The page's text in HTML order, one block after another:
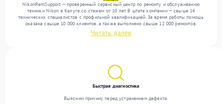
NikonRemSupport — проверенный сервисный центр по ремонту и обслуживанию
техники Nikon в Калуге со стажем от 10 лет. В штате компании — свыше 14
технических специалистов с профильной квалификацией. За время работы помощь
оказана свыше 10 000 клиентов, а также выполнено свыше 12 000 ремонтов.
Ежемесячно в сервисный центр поступает более 300 устройств, включая , , . Мы
работаем с широким спектром неисправностей и поддерживаем высокий стандарт
Читать далее
Быстрая диагностика
Выясним причину перед устранением дефекта.